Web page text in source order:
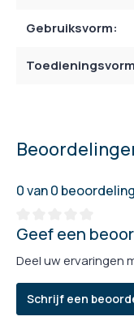
Gebruiksvorm:
0 van 0
Geef een
Deel uw ervaringen
Schrijf een